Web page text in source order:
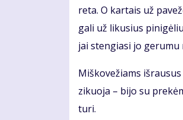
re­ta. O kar­tais už
ga­li už li­ku­sius
jai sten­gia­si jo ge­ru­mu
Miš­ko­ve­žiams
zi­kuo­ja – bi­jo su
tu­ri.